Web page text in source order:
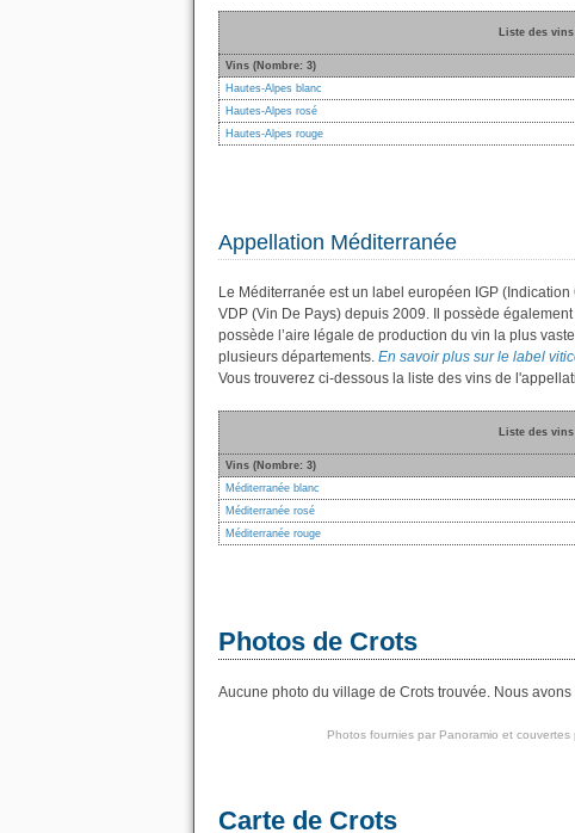
Liste des
Vins (Nombre: 3)
Hautes-Alpes blanc
Hautes-Alpes rosé
Hautes-Alpes rouge
Appellation Méditerranée
Le Méditerranée est un label européen IGP
VDP (Vin De Pays) depuis 2009. Il possède
possède l’aire légale de production du vin la plus
plusieurs départements. En savoir plus sur le label
Vous trouverez ci-dessous la liste des vins de
Liste des
Vins (Nombre: 3)
Méditerranée blanc
Méditerranée rosé
Méditerranée rouge
Photos de Crots
Aucune photo du village de Crots trouvée. Nous
Photos fournies par Panoramio et couvertes
Carte de Crots